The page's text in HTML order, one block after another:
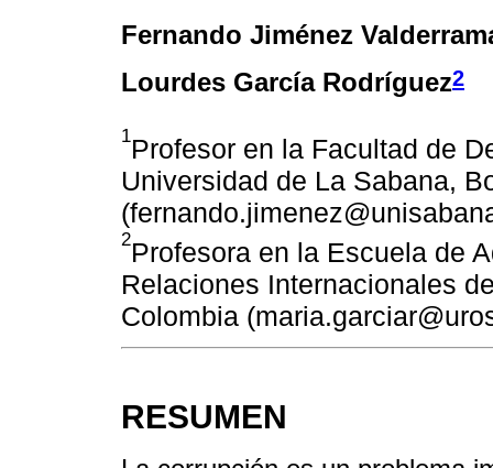
Fernando Jiménez
Lourdes García Rodríguez2
1Profesor en la Facultad de
Universidad de La Sabana,
2Profesora en la Escuela de
Relaciones Internacionales
Colombia
RESUMEN